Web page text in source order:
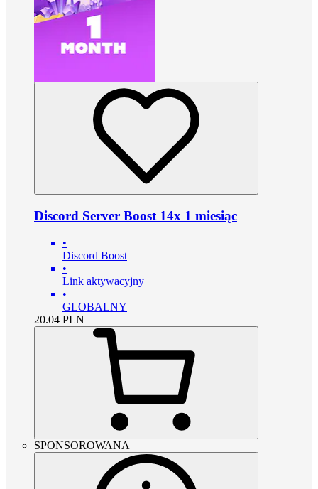
Discord Server Boost 14x 1 miesiąc
•
Discord Boost
•
Link aktywacyjny
•
GLOBALNY
20.04 PLN
SPONSOROWANA